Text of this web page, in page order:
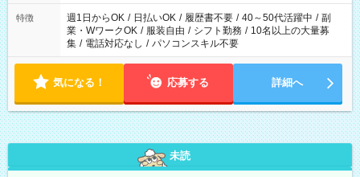
特徴 週1日からOK / 日払いOK / 履歴書不要 / 40～50代活躍中 / 副
業・WワークOK / 服装自由 / シフト勤務 / 10名以上の大量募
集 / 電話対応なし / パソコンスキル不要
気になる！ 応募する 詳細へ
未読